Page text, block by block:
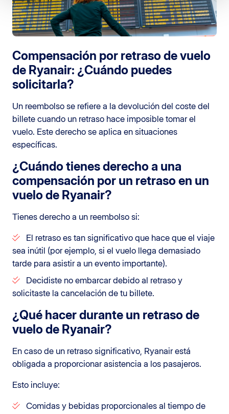
Compensación por retraso de vuelo
de Ryanair: ¿Cuándo puedes
solicitarla?
Un reembolso se refiere a la devolución del coste del
billete cuando un retraso hace imposible tomar el
vuelo. Este derecho se aplica en situaciones
específicas.
¿Cuándo tienes derecho a una
compensación por un retraso en un
vuelo de Ryanair?
Tienes derecho a un reembolso si:
El retraso es tan significativo que hace que el viaje
sea inútil (por ejemplo, si el vuelo llega demasiado
tarde para asistir a un evento importante).
Decidiste no embarcar debido al retraso y
solicitaste la cancelación de tu billete.
¿Qué hacer durante un retraso de
vuelo de Ryanair?
En caso de un retraso significativo, Ryanair está
obligada a proporcionar asistencia a los pasajeros.
Esto incluye:
Comidas y bebidas proporcionales al tiempo de